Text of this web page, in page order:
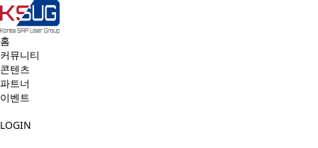
홈
커뮤니티
콘텐츠
파트너
이벤트
LOGIN